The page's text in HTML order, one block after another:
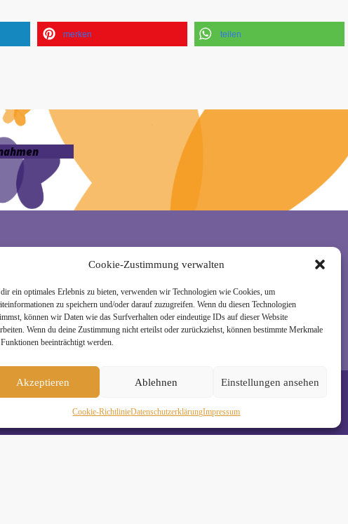
Cookie-Zustimmung verwalten
ein optimales Erlebnis zu bieten, verwenden wir Technologien wie Cookies, um
zu speichern und/oder darauf zuzugreifen. Wenn du diesen Technologien
können wir Daten wie das Surfverhalten oder eindeutige IDs auf dieser Website
Wenn du deine Zustimmung nicht erteilst oder zurückziehst, können bestimmte Merkmale
beeinträchtigt werden.
Akzeptieren Ablehnen Einstellungen ansehen
Cookie-RichtlinieDaten­schutz­erklä­rungImpressum
merken teilen
jederzeit wieder abmelden. Alle Details zur Nutzung